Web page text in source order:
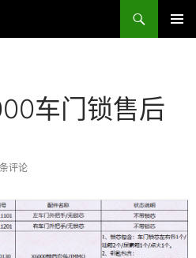
车门锁售后
评论